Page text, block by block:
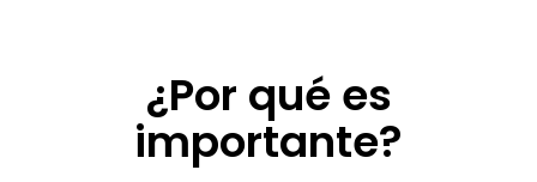
¿Por qué es
importante?